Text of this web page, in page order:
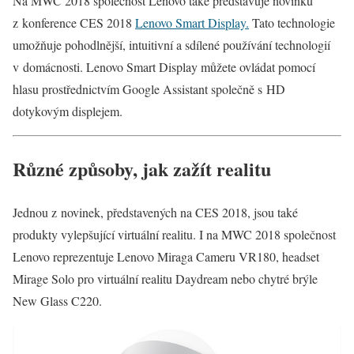
z konference CES 2018 Lenovo Smart Display. Tato technologie
umožňuje pohodlnější, intuitivní a sdílené používání technologií
v domácnosti. Lenovo Smart Display můžete ovládat pomocí
hlasu prostřednictvím Google Assistant společně s HD
dotykovým displejem.
Různé způsoby, jak zažít realitu
Jednou z novinek, představených na CES 2018, jsou také
produkty vylepšující virtuální realitu. I na MWC 2018 společnost
Lenovo reprezentuje Lenovo Miraga Cameru VR180, headset
Mirage Solo pro virtuální realitu Daydream nebo chytré brýle
New Glass C220.